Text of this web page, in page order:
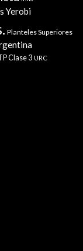
Yerobi
Planteles Superiores
Clase 3 URC